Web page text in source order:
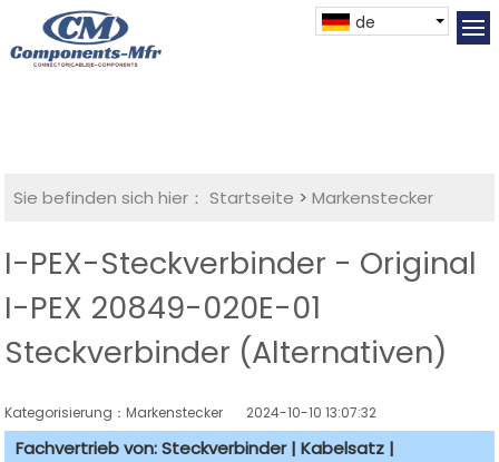
de
Sie befinden sich hier： Startseite >Markenstecker
I-PEX-Steckverbinder - Original
I-PEX 20849-020E-01
Steckverbinder (Alternativen)
Kategorisierung：Markenstecker 2024-10-10 13:07:32
Fachvertrieb von: Steckverbinder | Kabelsatz |